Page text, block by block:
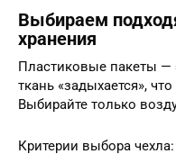
Выбираем
хранения
Пластиковые пакеты —
ткань «задыхается»,
Выбирайте только
Критерии выбора чехла: